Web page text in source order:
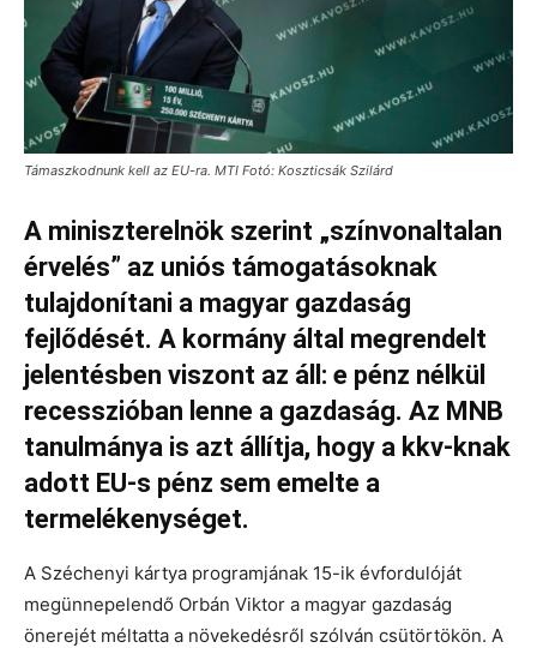
Támaszkodnunk kell az EU-ra. MTI Fotó: Koszticsák Szilárd
A miniszterelnök szerint „színvonaltalan
érvelés” az uniós támogatásoknak
tulajdonítani a magyar gazdaság
fejlődését. A kormány által megrendelt
jelentésben viszont az áll: e pénz nélkül
recesszióban lenne a gazdaság. Az MNB
tanulmánya is azt állítja, hogy a kkv-knak
adott EU-s pénz sem emelte a
termelékenységet.
A Széchenyi kártya programjának 15-ik évfordulóját
megünnepelendő Orbán Viktor a magyar gazdaság
önerejét méltatta a növekedésről szólván csütörtökön. A